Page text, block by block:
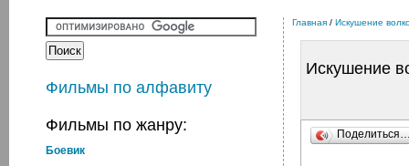
Фильмы по алфавиту
Фильмы по жанру:
Боевик
Главная / Искушение
Искушение